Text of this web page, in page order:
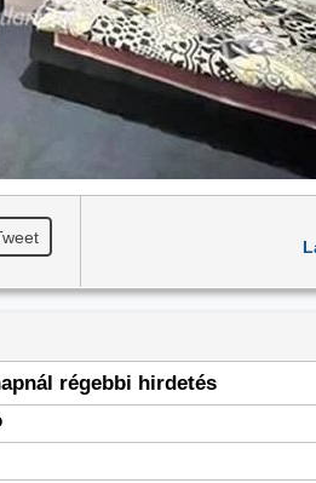
régebbi hirdetés